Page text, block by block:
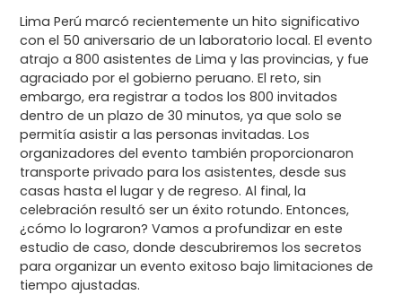
Lima Perú marcó recientemente un hito significativo
con el 50 aniversario de un laboratorio local. El evento
atrajo a 800 asistentes de Lima y las provincias, y fue
agraciado por el gobierno peruano. El reto, sin
embargo, era registrar a todos los 800 invitados
dentro de un plazo de 30 minutos, ya que solo se
permitía asistir a las personas invitadas. Los
organizadores del evento también proporcionaron
transporte privado para los asistentes, desde sus
casas hasta el lugar y de regreso. Al final, la
celebración resultó ser un éxito rotundo. Entonces,
¿cómo lo lograron? Vamos a profundizar en este
estudio de caso, donde descubriremos los secretos
para organizar un evento exitoso bajo limitaciones de
tiempo ajustadas.